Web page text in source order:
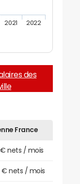
2021 2022
des
France
€ nets / mois
€ nets / mois